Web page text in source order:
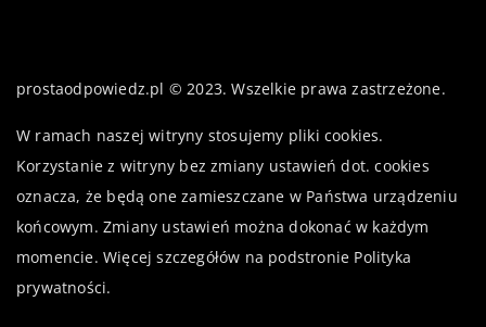
prostaodpowiedz.pl © 2023. Wszelkie prawa zastrzeżone.
W ramach naszej witryny stosujemy pliki cookies.
Korzystanie z witryny bez zmiany ustawień dot. cookies
oznacza, że będą one zamieszczane w Państwa urządzeniu
końcowym. Zmiany ustawień można dokonać w każdym
momencie. Więcej szczegółów na podstronie Polityka
prywatności.